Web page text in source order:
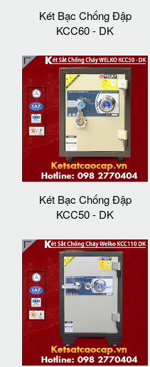
Két Bạc Chống Đập
KCC60 - DK
Két Bạc Chống Đập
KCC50 - DK